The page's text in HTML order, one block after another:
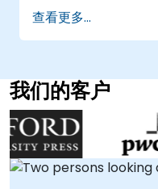
需求。我们提供通过
行的远程咨询会话，
参与，直接在的您的
心提供现场支持。
作伙伴。
查看更多...
我们的客户